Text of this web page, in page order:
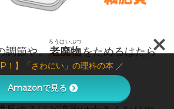
調節や、老廃物
ろうはいぶつ
をためるはたら
！】「さわにい」の理科の本 ／
Amazonで見る